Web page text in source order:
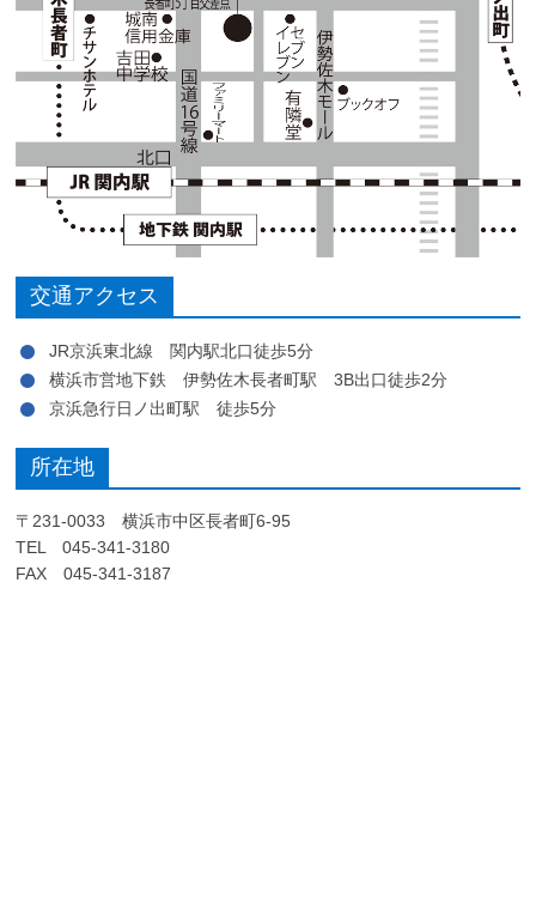
交通アクセス
JR京浜東北線 関内駅北口徒歩5分
横浜市営地下鉄 伊勢佐木長者町駅 3B出口徒歩2分
京浜急行日ノ出町駅 徒歩5分
所在地
〒231-0033 横浜市中区長者町6-95
TEL 045-341-3180
FAX 045-341-3187